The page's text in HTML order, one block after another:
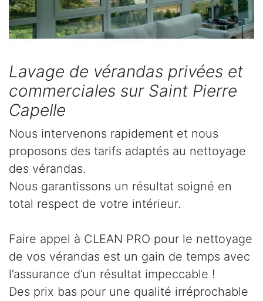
Lavage de vérandas privées et
commerciales sur Saint Pierre
Capelle
Nous intervenons rapidement et nous
proposons des tarifs adaptés au nettoyage
des vérandas.
Nous garantissons un résultat soigné en
total respect de votre intérieur.
Faire appel à CLEAN PRO pour le nettoyage
de vos vérandas est un gain de temps avec
l’assurance d’un résultat impeccable !
Des prix bas pour une qualité irréprochable